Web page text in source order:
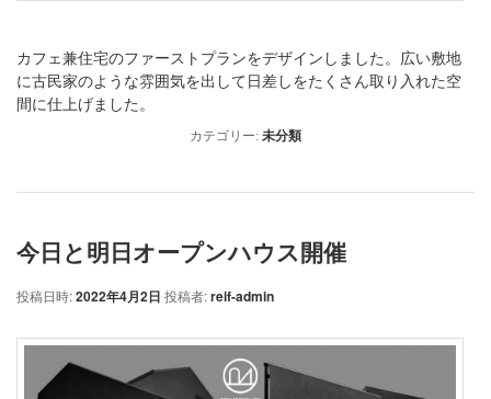
カフェ兼住宅のファーストプランをデザインしました。広い敷地
に古民家のような雰囲気を出して日差しをたくさん取り入れた空
間に仕上げました。
カテゴリー: 未分類
今日と明日オープンハウス開催
投稿日時:2022年4月2日 投稿者:reif-admin